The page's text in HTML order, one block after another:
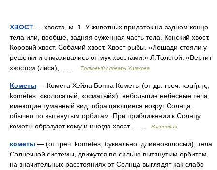
ХВОСТ — хвоста, м. 1. У животных придаток на заднем конце
тела или, вообще, задняя суженная часть тела. Конский хвост.
Коровий хвост. Собачий хвост. Хвост рыбы. «Лошади стояли у
решетки и отмахивались от мух хвостами.» Л.Толстой. «Вертит
хвостом (лиса),… …
Толковый словарь Ушакова
Кометы — Комета Хейла Боппа Кометы (от др. греч. κομήτης,
komḗtēs «волосатый, косматый») небольшие небесные тела,
имеющие туманный вид, обращающиеся вокруг Солнца
обычно по вытянутым орбитам. При приближении к Солнцу
кометы образуют кому и иногда хвост… …
Википедия
кометы — (от греч. komētēs, буквально длинноволосый), тела
Солнечной системы, движутся по сильно вытянутым орбитам,
на значительных расстояниях от Солнца выглядят как слабо